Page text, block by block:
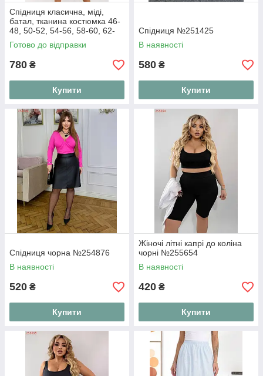
Спідниця класична, міді,
батал, тканина костюмка 46-
48, 50-52, 54-56, 58-60, 62-
64, 66-68
Готово до відправки
780 ₴
Купити
Спідниця №251425
В наявності
580 ₴
Купити
Спідниця чорна №254876
В наявності
520 ₴
Купити
Жіночі літні капрі до коліна
чорні №255654
В наявності
420 ₴
Купити